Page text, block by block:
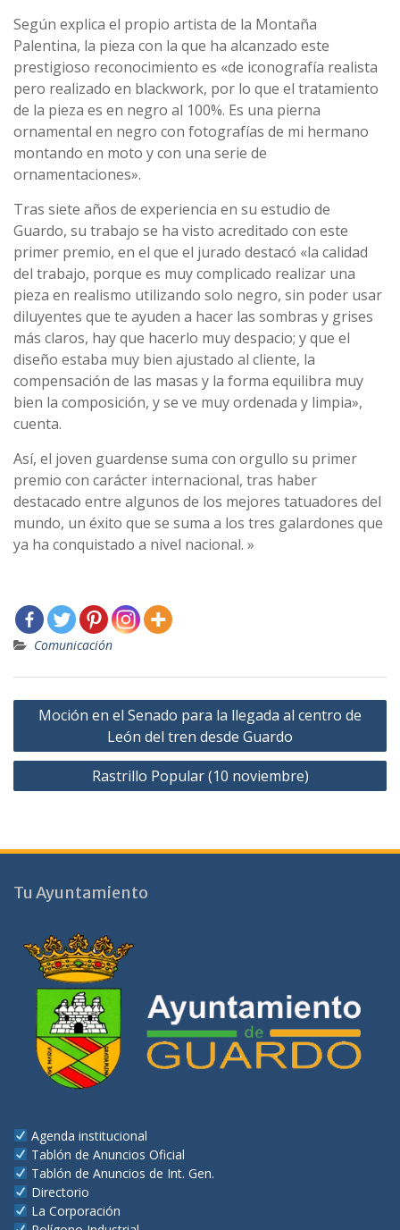
Según explica el propio artista de la Montaña
Palentina, la pieza con la que ha alcanzado este
prestigioso reconocimiento es «de iconografía realista
pero realizado en blackwork, por lo que el tratamiento
de la pieza es en negro al 100%. Es una pierna
ornamental en negro con fotografías de mi hermano
montando en moto y con una serie de
ornamentaciones».
Tras siete años de experiencia en su estudio de
Guardo, su trabajo se ha visto acreditado con este
primer premio, en el que el jurado destacó «la calidad
del trabajo, porque es muy complicado realizar una
pieza en realismo utilizando solo negro, sin poder usar
diluyentes que te ayuden a hacer las sombras y grises
más claros, hay que hacerlo muy despacio; y que el
diseño estaba muy bien ajustado al cliente, la
compensación de las masas y la forma equilibra muy
bien la composición, y se ve muy ordenada y limpia»,
cuenta.
Así, el joven guardense suma con orgullo su primer
premio con carácter internacional, tras haber
destacado entre algunos de los mejores tatuadores del
mundo, un éxito que se suma a los tres galardones que
ya ha conquistado a nivel nacional. »
Comunicación
Navegación
entradas
Moción en el Senado para la llegada al centro de
León del tren desde Guardo
Rastrillo Popular (10 noviembre)
Tu Ayuntamiento
Agenda institucional
Tablón de Anuncios Oficial
Tablón de Anuncios de Int. Gen.
Directorio
La Corporación